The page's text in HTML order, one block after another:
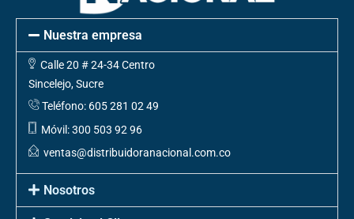
Nuestra empresa
Calle 20 # 24-34 Centro
Sincelejo, Sucre
Teléfono: 605 281 02 49
Móvil: 300 503 92 96
ventas@distribuidoranacional.com.co
Nosotros